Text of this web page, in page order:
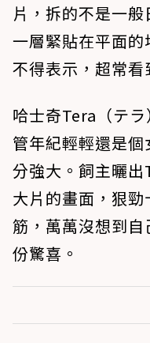
片，拆的不是一
一層緊貼在平面
不得表示，超常看
哈士奇Tera（テ
管年紀輕輕還是
分強大。飼主曬
大片的畫面，狠
筋，萬萬沒想到
份驚喜。